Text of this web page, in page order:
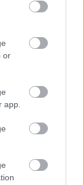
or
app.
σοκάκια,
Cove
τα ευρήματα